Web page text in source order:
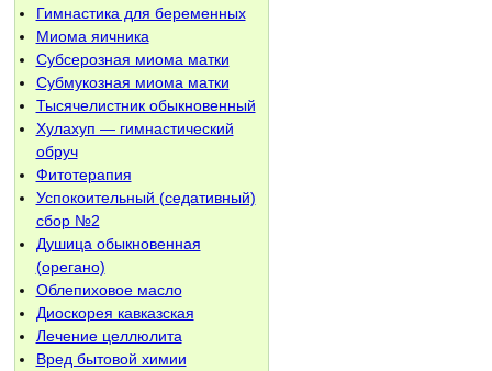
Гимнастика для беременных
Миома яичника
Субсерозная миома матки
Субмукозная миома матки
Тысячелистник обыкновенный
Хулахуп — гимнастический
обруч
Фитотерапия
Успокоительный (седативный)
сбор №2
Душица обыкновенная
(орегано)
Облепиховое масло
Диоскорея кавказская
Лечение целлюлита
Вред бытовой химии